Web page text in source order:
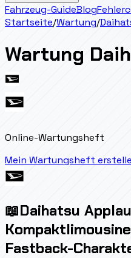
Fahrzeug-GuideBlog
Startseite/Wartung/
Wartung
Online-Wartungsheft
Mein Wartungsheft
📖Daihatsu
Fastback-